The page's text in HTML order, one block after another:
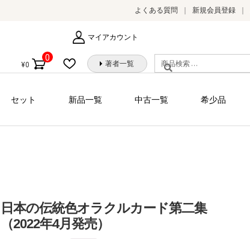
よくある質問 新規会員登録
マイアカウント
検
索
象:
著者一覧
¥0
0
個
セット 新品一覧 中古一覧 希少品
日本の伝統色オラクルカード第二集
（2022年4月発売）